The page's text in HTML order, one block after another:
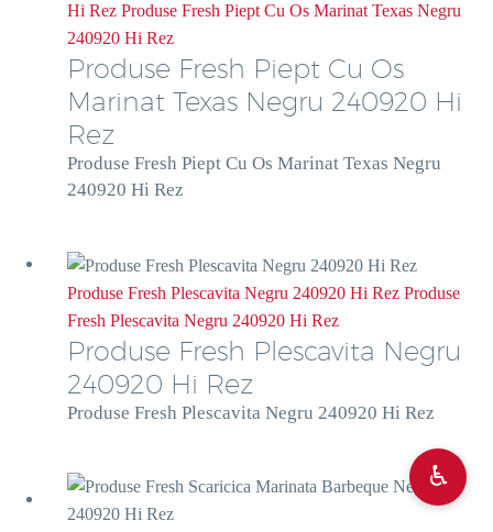
Hi Rez Produse Fresh Piept Cu Os Marinat Texas Negru
240920 Hi Rez
Produse Fresh Piept Cu Os
Marinat Texas Negru 240920 Hi
Rez
Produse Fresh Piept Cu Os Marinat Texas Negru
240920 Hi Rez
Produse Fresh Plescavita Negru 240920 Hi Rez Produse
Fresh Plescavita Negru 240920 Hi Rez
Produse Fresh Plescavita Negru
240920 Hi Rez
Produse Fresh Plescavita Negru 240920 Hi Rez
♿︎